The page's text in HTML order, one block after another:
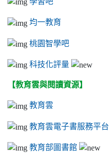
均一教育
桃園智學吧
科技化評量
【教育雲與閱讀資源】
教育雲
教育雲電子書服務平台
教育部圖書館